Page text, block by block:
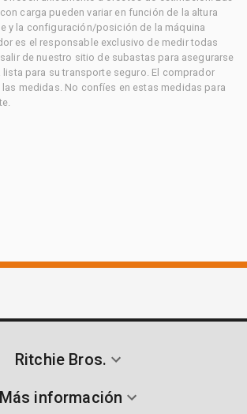
carga pueden variar en función de la altura
y la configuración/posición de la máquina
es el responsable exclusivo de medir todas
de nuestro sitio de subastas para asegurarse
lista para su transporte seguro. El comprador
medidas. No confíes en estas medidas para
Ritchie Bros.
Más información